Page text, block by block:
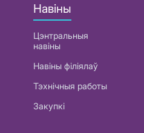
Навіны
Цэнтральныя
навіны
Навіны філіялаў
Тэхнічныя работы
Закупкі